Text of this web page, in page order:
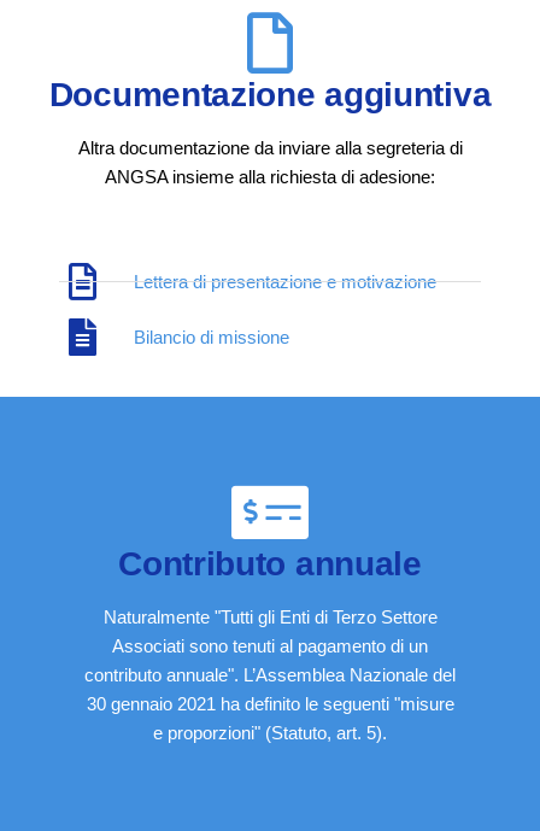
Documentazione aggiuntiva
Altra documentazione da inviare alla segreteria di
ANGSA insieme alla richiesta di adesione:
Lettera di presentazione e motivazione
Bilancio di missione
Contributo annuale
Naturalmente "Tutti gli Enti di Terzo Settore
Associati sono tenuti al pagamento di un
contributo annuale". L’Assemblea Nazionale del
30 gennaio 2021 ha definito le seguenti "misure
e proporzioni" (Statuto, art. 5).